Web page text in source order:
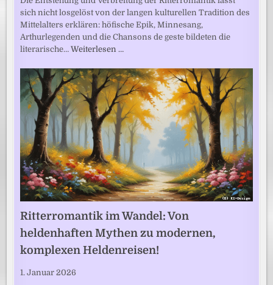
sich nicht losgelöst von der langen kulturellen Tradition des
Mittelalters erklären: höfische Epik, Minnesang,
Arthurlegenden und die Chansons de geste bildeten die
literarische…Weiterlesen …
Ritterromantik im Wandel: Von
heldenhaften Mythen zu modernen,
komplexen Heldenreisen!
1. Januar 2026